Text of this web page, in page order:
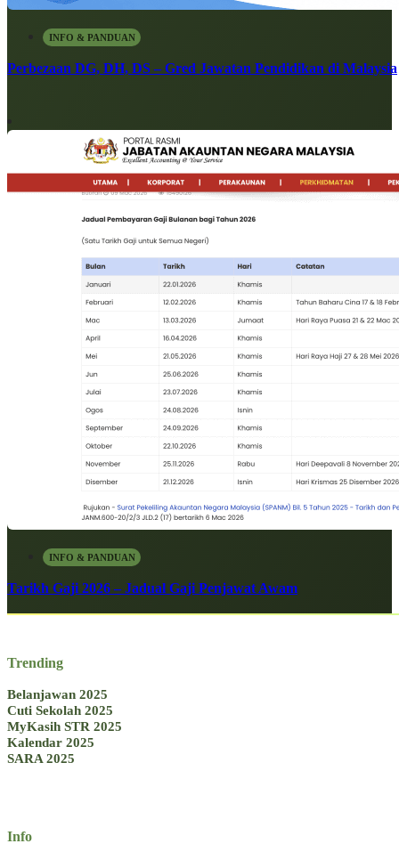
INFO & PANDUAN
Perbezaan DG, DH, DS – Gred Jawatan Pendidikan di Malaysia
INFO & PANDUAN
Tarikh Gaji 2026 – Jadual Gaji Penjawat Awam
Trending
Belanjawan 2025
Cuti Sekolah 2025
MyKasih STR 2025
Kalendar 2025
SARA 2025
Info